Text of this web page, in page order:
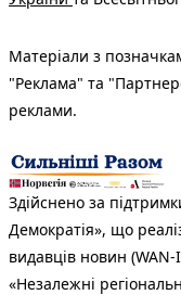
Матеріали з
"Реклама" та
реклами.
Здійснено за
Демократія», що
видавців новин (WAN-
«Незалежні